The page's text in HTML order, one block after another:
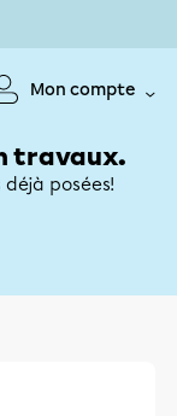
Mon compte
travaux.
posées!